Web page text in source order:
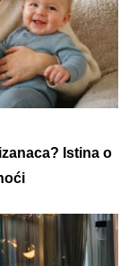
Istina o